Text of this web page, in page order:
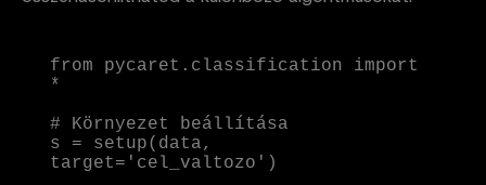
from pycaret.classification import
*
# Környezet beállítása
s = setup(data,
target='cel_valtozo')